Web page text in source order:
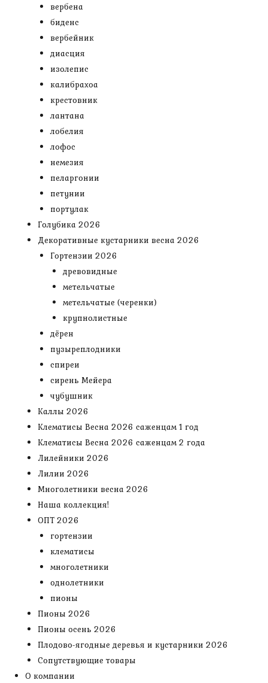
вербена
биденс
вербейник
диасция
изолепис
калибрахоа
крестовник
лантана
лобелия
лофос
немезия
пеларгонии
петунии
портулак
Голубика 2026
Декоративные кустарники весна 2026
Гортензии 2026
древовидные
метельчатые
метельчатые (черенки)
крупнолистные
дёрен
пузыреплодники
спиреи
сирень Мейера
чубушник
Каллы 2026
Клематисы Весна 2026 саженцам 1 год
Клематисы Весна 2026 саженцам 2 года
Лилейники 2026
Лилии 2026
Многолетники весна 2026
Наша коллекция!
ОПТ 2026
гортензии
клематисы
многолетники
однолетники
пионы
Пионы 2026
Пионы осень 2026
Плодово-ягодные деревья и кустарники 2026
Сопутствующие товары
О компании